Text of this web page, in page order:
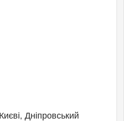
Дніпровський